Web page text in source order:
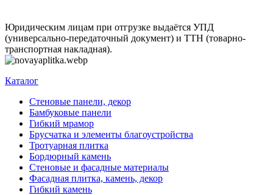
Юридическим лицам при отгрузке выдаётся УПД
(универсально-передаточный документ) и ТТН (товарно-
транспортная накладная).
Каталог
Стеновые панели, декор
Бамбуковые панели
Гибкий мрамор
Брусчатка и элементы благоустройства
Тротуарная плитка
Бордюрный камень
Стеновые и фасадные материалы
Фасадная плитка, камень, декор
Гибкий камень